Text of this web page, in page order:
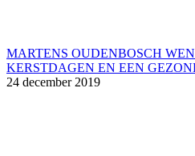
MARTENS OUDENBOSCH
KERSTDAGEN EN EEN
24 december 2019